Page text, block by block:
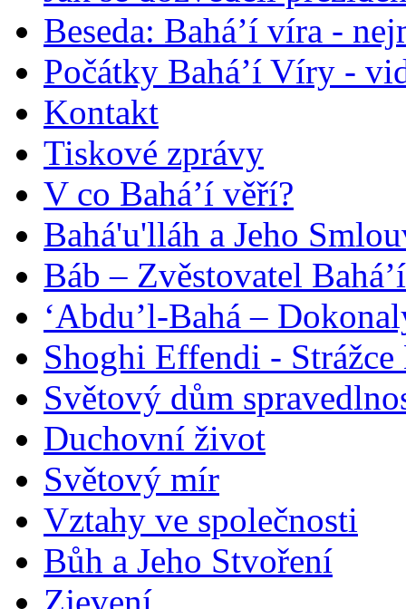
Beseda: Bahá’í víra -
Počátky Bahá’í Víry -
Kontakt
Tiskové zprávy
V co Bahá’í věří?
Bahá'u'lláh a Jeho
Báb – Zvěstovatel
‘Abdu’l-Bahá –
Shoghi Effendi -
Světový dům
Duchovní život
Světový mír
Vztahy ve společnosti
Bůh a Jeho Stvoření